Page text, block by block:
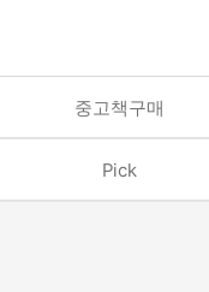
중고책구매
Pick